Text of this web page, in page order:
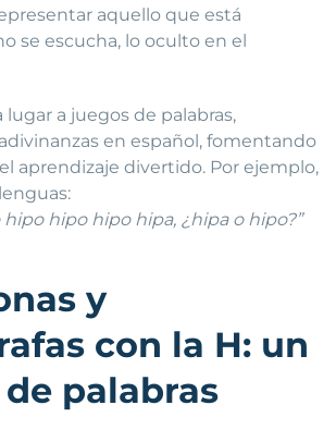
aquello que está
se escucha, lo oculto en el
lugar a juegos de palabras,
en español, fomentando
aprendizaje divertido. Por ejemplo,
hipo hipo hipa, ¿hipa o hipo?”
y
con la H: un
palabras